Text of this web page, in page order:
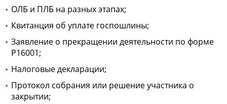
ОЛБ и ПЛБ на разных этапах;
Квитанция об уплате госпошлины;
Заявление о прекращении деятельности по форме
Р16001;
Налоговые декларации;
Протокол собрания или решение участника о
закрытии;